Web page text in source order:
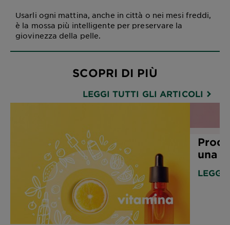
Usarli ogni mattina, anche in città o nei mesi freddi,
è la mossa più intelligente per preservare la
giovinezza della pelle.
SCOPRI DI PIÙ
LEGGI TUTTI GLI ARTICOLI
una
LEGGI